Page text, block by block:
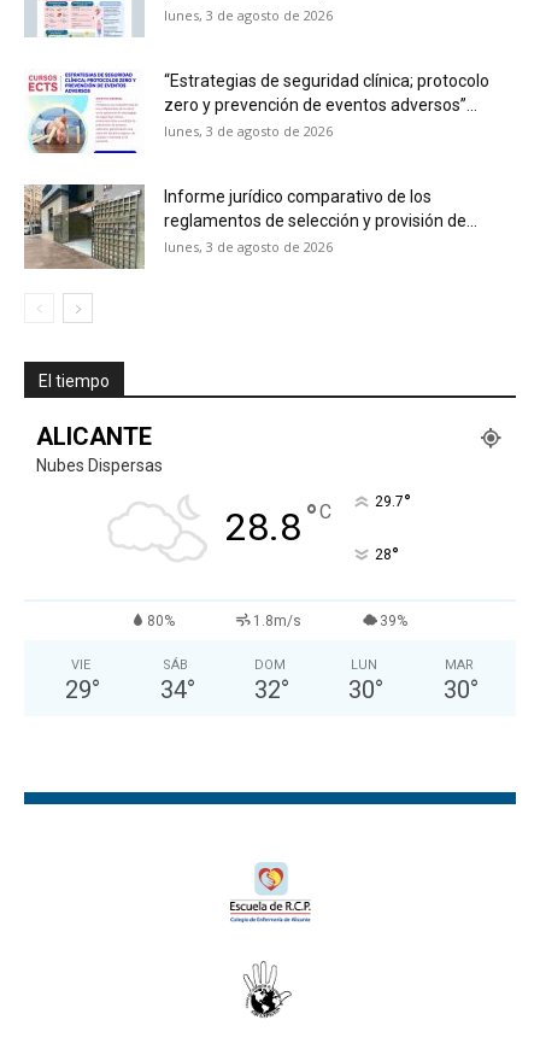
lunes, 3 de agosto de 2026
“Estrategias de seguridad clínica; protocolo
zero y prevención de eventos adversos”...
lunes, 3 de agosto de 2026
Informe jurídico comparativo de los
reglamentos de selección y provisión de...
lunes, 3 de agosto de 2026
El tiempo
ALICANTE
Nubes Dispersas
28.8°C 29.7°
28°
80% 1.8m/s 39%
VIE
29°
SÁB
34°
DOM
32°
LUN
30°
MAR
30°